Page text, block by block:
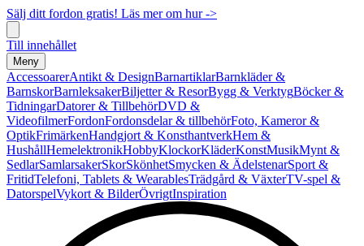
Sälj ditt fordon gratis! Läs mer om hur ->
Till innehållet
Meny
AccessoarerAntikt & DesignBarnartiklarBarnkläder &
BarnskorBarnleksakerBiljetter & ResorBygg & VerktygBöcker &
TidningarDatorer & TillbehörDVD &
VideofilmerFordonFordonsdelar & tillbehörFoto, Kameror &
OptikFrimärkenHandgjort & KonsthantverkHem &
HushållHemelektronikHobbyKlockorKläderKonstMusikMynt &
SedlarSamlarsakerSkorSkönhetSmycken & ÄdelstenarSport &
FritidTelefoni, Tablets & WearablesTrädgård & VäxterTV-spel &
DatorspelVykort & BilderÖvrigtInspiration